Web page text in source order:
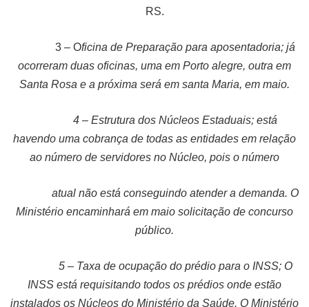
RS.
3 – Oficina de Preparação para aposentadoria; já
ocorreram duas oficinas, uma em Porto alegre, outra em
Santa Rosa e a próxima será em santa Maria, em maio.
4 – Estrutura dos Núcleos Estaduais; está
havendo uma cobrança de todas as entidades em relação
ao número de servidores no Núcleo, pois o número
atual não está conseguindo atender a demanda. O
Ministério encaminhará em maio solicitação de concurso
público.
5 – Taxa de ocupação do prédio para o INSS; O
INSS está requisitando todos os prédios onde estão
instalados os Núcleos do Ministério da Saúde. O Ministério